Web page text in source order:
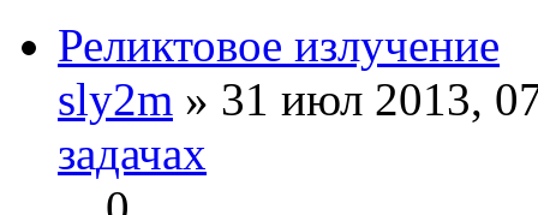
Реликтовое излучение
sly2m » 31 июл 2013,
задачах